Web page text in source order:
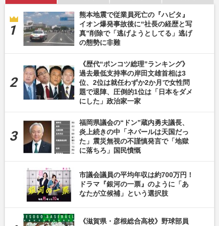
熊本地震で従業員死亡の『ハビタ』
イオン爆発事故後に“社長の経歴と写
真”削除で「逃げようとしてる」逃げ
の態勢に非難
《歴代“ポンコツ総理”ランキング》
過去最低支持率の岸田文雄首相は3
位、2位は就任わずか2か月で女性問
題で退陣、圧倒的1位は「日本をダメ
にした」政治家一家
福岡県議会の“ドン”蔵内勇夫議長、
炎上続きの中「ネパールは天国だっ
た」震災無視の不謹慎発言で「地獄
に落ちろ」国民憤慨
市議会議員の平均年収は約700万円！
ドラマ『銀河の一票』のように「あ
なたが立候補」という選択肢
《滋賀県・彦根総合高校》野球部員